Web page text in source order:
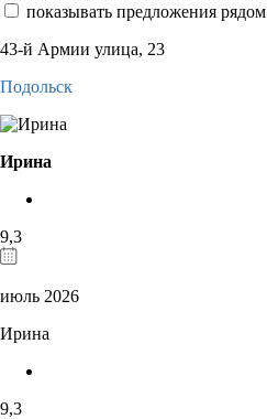
показывать предложения рядом
43-й Армии улица, 23
Подольск
Ирина
9,3
июль 2026
Ирина
9,3